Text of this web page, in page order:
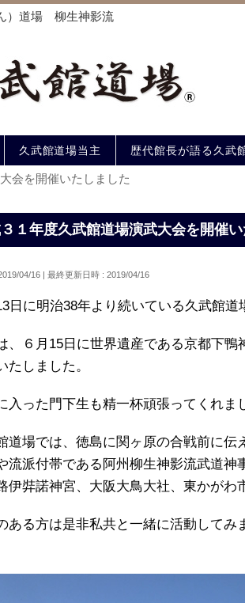
）道場 柳生神影流
久武館道場当主 歴代館長が語る久武
会を開催いたしました
１年度久武館道場演武大会を開催
04/16 最終更新日時 : 2019/04/16
日に明治38年より続いている久武館道
、６月15日に世界遺産である京都下
たしました。
入った門下生も精一杯頑張ってくれま
道場では、徳島に関ヶ原の合戦前に
流派付帯である阿州柳生神影流武道
伊弉諾神宮、大阪大鳥大社、東かがわ
ある方は是非私共と一緒に活動してみ